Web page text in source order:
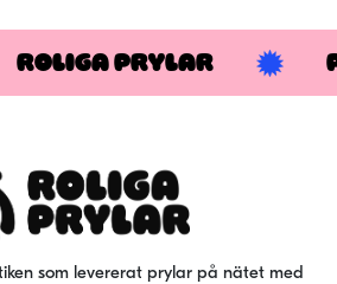
De
olika
på
produktsidan
ROLIGA PRYLAR
som levererat prylar på nätet med